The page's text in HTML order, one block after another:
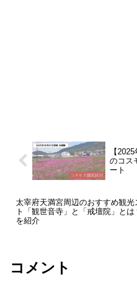
【
のコス
ート
太宰府天満宮周辺のおすすめ観光
ト「観世音寺」と「戒壇院」とは
を紹介
コメント